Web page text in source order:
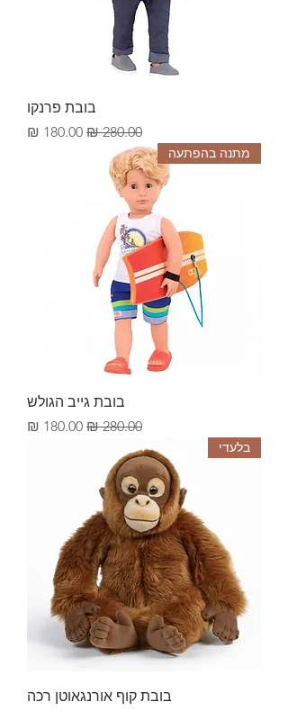
בובת פרנקו
Regular Price
280.00 ₪
Sale Price
180.00 ₪
מתנה בהפתעה
בובת גייב הגולש
Regular Price
280.00 ₪
Sale Price
180.00 ₪
בלעדי
בובת קוף אורנגאוטן רכה